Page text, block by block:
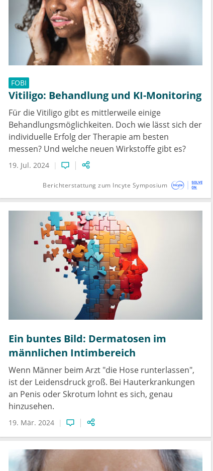
FOBI
Vitiligo: Behandlung und KI-Monitoring
Für die Vitiligo gibt es mittlerweile einige
Behandlungsmöglichkeiten. Doch wie lässt sich der
individuelle Erfolg der Therapie am besten
messen? Und welche neuen Wirkstoffe gibt es?
19. Jul. 2024
Berichterstattung zum Incyte Symposium
Ein buntes Bild: Dermatosen im
männlichen Intimbereich
Wenn Männer beim Arzt "die Hose runterlassen",
ist der Leidensdruck groß. Bei Hauterkrankungen
an Penis oder Skrotum lohnt es sich, genau
hinzusehen.
19. Mär. 2024